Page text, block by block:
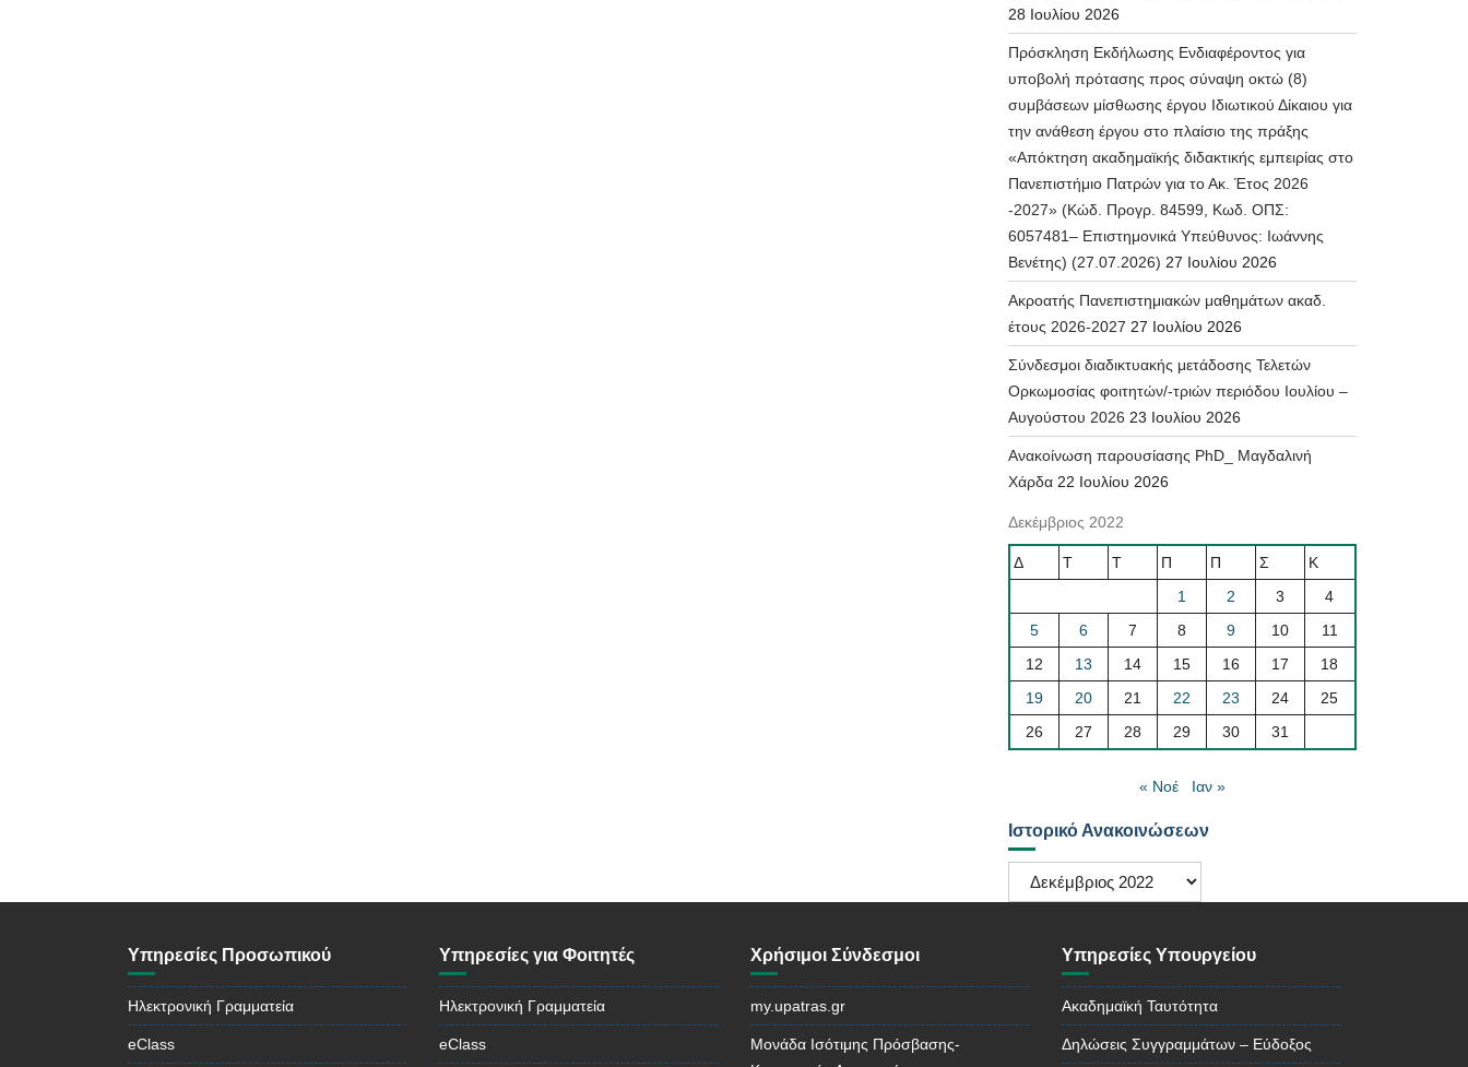
28 Ιουλίου 2026
Πρόσκληση Εκδήλωσης Ενδιαφέροντος για
υποβολή πρότασης προς σύναψη οκτώ (8)
συμβάσεων μίσθωσης έργου Ιδιωτικού Δίκαιου για
την ανάθεση έργου στο πλαίσιο της πράξης
«Απόκτηση ακαδημαϊκής διδακτικής εμπειρίας στο
Πανεπιστήμιο Πατρών για το Ακ. Έτος 2026
-2027» (Κώδ. Προγρ. 84599, Κωδ. ΟΠΣ:
6057481– Επιστημονικά Υπεύθυνος: Ιωάννης
Βενέτης) (27.07.2026) 27 Ιουλίου 2026
Ακροατής Πανεπιστημιακών μαθημάτων ακαδ.
έτους 2026-2027 27 Ιουλίου 2026
Σύνδεσμοι διαδικτυακής μετάδοσης Τελετών
Ορκωμοσίας φοιτητών/-τριών περιόδου Ιουλίου –
Αυγούστου 2026 23 Ιουλίου 2026
Ανακοίνωση παρουσίασης PhD_ Μαγδαλινή
Χάρδα 22 Ιουλίου 2026
Δεκέμβριος 2022
Δ Τ Τ Π Π Σ
Κ
1
2 3
4
5
6 7 8 9 10
11
12
13 14 15 16 17
18
19
20 21 22 23 24
25
26
27 28 29 30 31
« Νοέ Ιαν »
Ιστορικό Ανακοινώσεων
Ιστορικό
Ανακοινώσεων
Υπηρεσίες Προσωπικού
Ηλεκτρονική Γραμματεία
eClass
Υπηρεσίες για Φοιτητές
Ηλεκτρονική Γραμματεία
eClass
Χρήσιμοι Σύνδεσμοι
my.upatras.gr
Μονάδα Ισότιμης Πρόσβασης-
Υπηρεσίες Υπουργείου
Ακαδημαϊκή Ταυτότητα
Δηλώσεις Συγγραμμάτων – Εύδοξος